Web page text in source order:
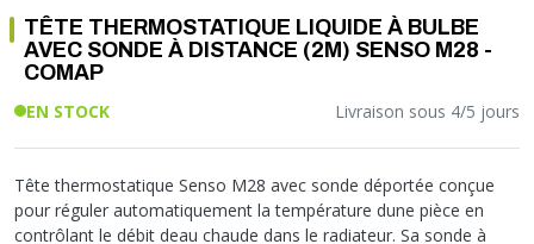
FLEXIBLE
ETANCHÉITÉ RACCORDEMENT
FILTRATION
PILES ET ACCUMULATEURS
BLOC DE SÉCURITÉ
TÊTE THERMOSTATIQUE LIQUIDE À BULBE
AVEC SONDE À DISTANCE (2M) SENSO M28 -
COMAP
EN STOCK Livraison sous 4/5 jours
Tête thermostatique Senso M28 avec sonde déportée conçue
pour réguler automatiquement la température dune pièce en
contrôlant le débit deau chaude dans le radiateur. Sa sonde à